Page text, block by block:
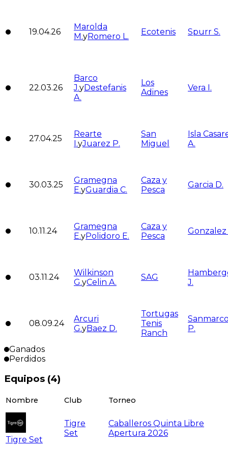
19.04.26
Marolda
M.yRomero L. Ecotenis Spurr S.
22.03.26
Barco
J.yDestefanis
A.
Los
Adines
Vera I.
27.04.25
Rearte
I.yJuarez P.
San
Miguel
Isla
A.
30.03.25
Gramegna
E.yGuardia C.
Caza y
Pesca
Garcia D.
10.11.24
Gramegna
E.yPolidoro E.
Caza y
Pesca
Gonzalez
03.11.24
Wilkinson
G.yCelin A.
SAG
J.
08.09.24
Arcuri
G.yBaez D.
Tortugas
Tenis
Ranch
P.
Ganados
Perdidos
Equipos (4)
Nombre Club Torneo
Tigre Set
Tigre
Set
Caballeros Quinta Libre
Apertura 2026